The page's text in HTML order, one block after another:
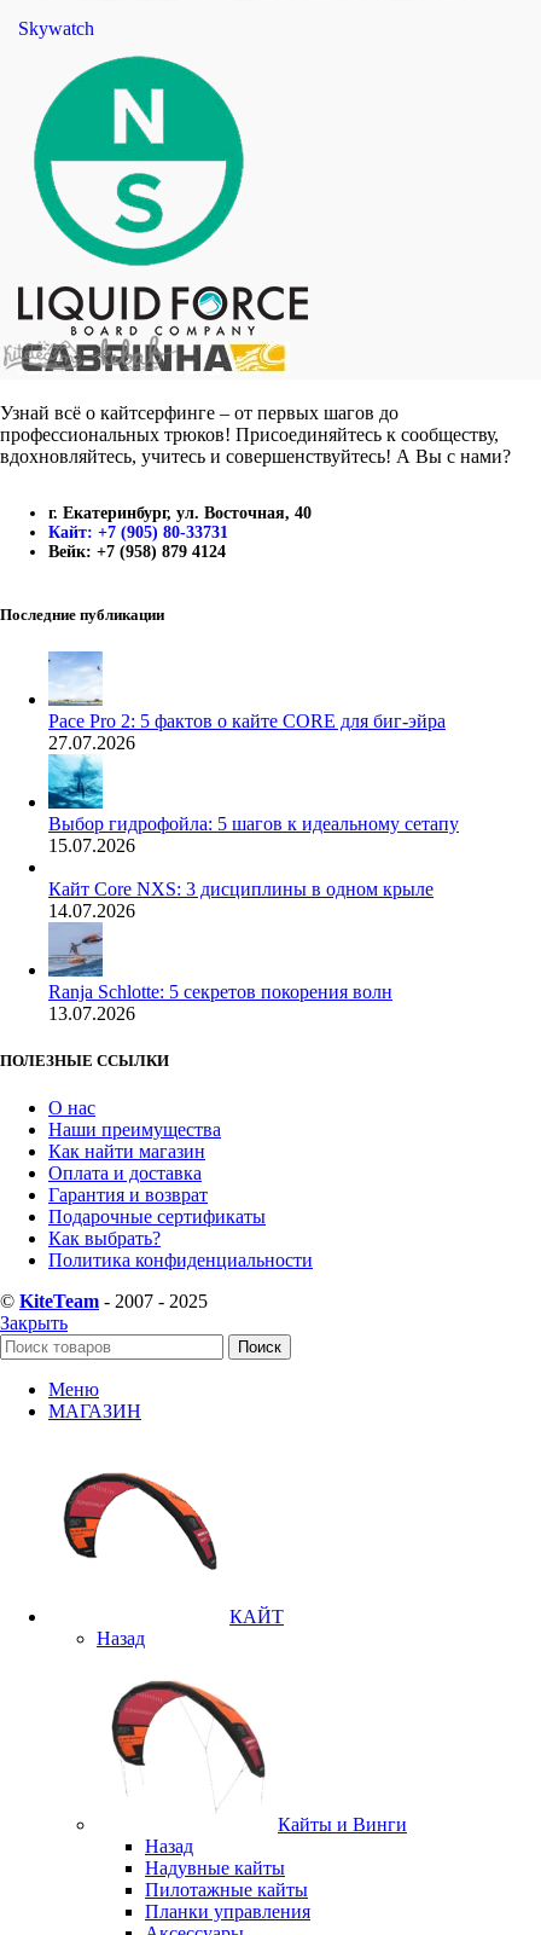
Skywatch
Узнай всё о кайтсерфинге – от первых шагов до
профессиональных трюков! Присоединяйтесь к сообществу,
вдохновляйтесь, учитесь и совершенствуйтесь! А Вы с нами?
г. Екатеринбург, ул. Восточная, 40
Кайт: +7 (905) 80-33731
Вейк: +7 (958) 879 4124
Последние публикации
Pace Pro 2: 5 фактов о кайте CORE для биг-эйра
27.07.2026
Выбор гидрофойла: 5 шагов к идеальному сетапу
15.07.2026
Кайт Core NXS: 3 дисциплины в одном крыле
14.07.2026
Ranja Schlotte: 5 секретов покорения волн
13.07.2026
ПОЛЕЗНЫЕ ССЫЛКИ
О нас
Наши преимущества
Как найти магазин
Оплата и доставка
Гарантия и возврат
Подарочные сертификаты
Как выбрать?
Политика конфиденциальности
© KiteTeam - 2007 - 2025
Закрыть
Поиск
Меню
МАГАЗИН
КАЙТ
Назад
Кайты и Винги
Назад
Надувные кайты
Пилотажные кайты
Планки управления